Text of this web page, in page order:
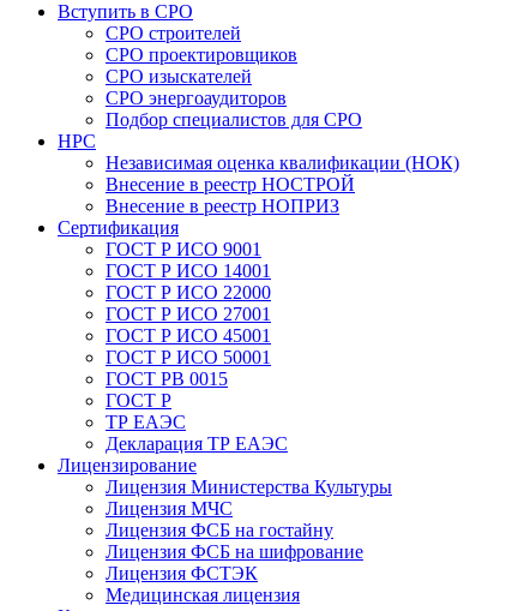
Вступить в СРО
СРО строителей
СРО проектировщиков
СРО изыскателей
СРО энергоаудиторов
Подбор специалистов для СРО
НРС
Независимая оценка квалификации (НОК)
Внесение в реестр НОСТРОЙ
Внесение в реестр НОПРИЗ
Сертификация
ГОСТ Р ИСО 9001
ГОСТ Р ИСО 14001
ГОСТ Р ИСО 22000
ГОСТ Р ИСО 27001
ГОСТ Р ИСО 45001
ГОСТ Р ИСО 50001
ГОСТ РВ 0015
ГОСТ Р
ТР ЕАЭС
Декларация ТР ЕАЭС
Лицензирование
Лицензия Министерства Культуры
Лицензия МЧС
Лицензия ФСБ на гостайну
Лицензия ФСБ на шифрование
Лицензия ФСТЭК
Медицинская лицензия